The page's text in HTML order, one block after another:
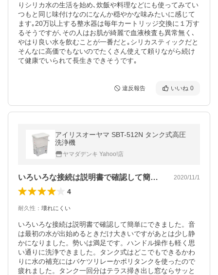
りシリカ水の生活を始め､炊飯や料理などにも使ってみてい
つもと同じ味付けなのになんか穏やかな味みたいに感じて
ます｡20万以上する整水器は毎年カートリッジ交換に１万す
るそうですが､その人はお肌が綺麗で血液検査も異常無く､
やはり良い水を飲むことが一番だと｡シリカスティックだと
そんなに高価でもないのでたくさん使えて頼りながら続け
て健康でいられて長生きできそうです｡
違反報告 いいね 0
アイリスオーヤマ SBT-512N タンク式高圧
洗浄機
ヤマダデンキ Yahoo!店
いろいろな接続は説明書で確認して簡単に… 2020/11/1
4
耐久性 ： 壊れにくい
いろいろな接続は説明書で確認して簡単にできました。音
は最初の水が出始めるときだけ大きいですがあとは少し静
かになりました。勢いは満足です。ハンドル操作も軽く思
い通りに洗浄できました。タンク式はどこでもできるかわ
りに水の補充にはバケツリレーかポリタンクを使ったので
疲れました。タンク一回分はテラス掃き出し窓ならサッと